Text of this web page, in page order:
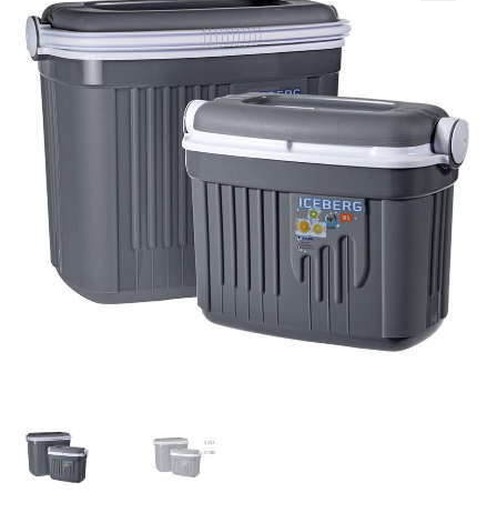
Tuin
Gereedschap
Wonen
Huishouden
Persoonlijke Verzorging
Elektronica
Sport